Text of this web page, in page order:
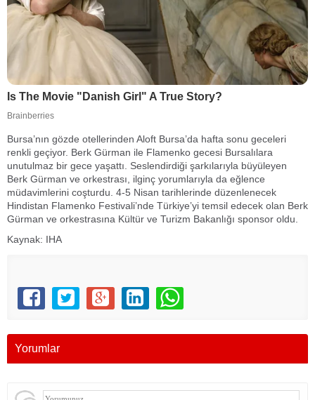
Bursa’nın gözde otellerinden Aloft Bursa’da hafta sonu geceleri
renkli geçiyor. Berk Gürman ile Flamenko gecesi Bursalılara
unutulmaz bir gece yaşattı. Seslendirdiği şarkılarıyla büyüleyen
Berk Gürman ve orkestrası, ilginç yorumlarıyla da eğlence
müdavimlerini coşturdu. 4-5 Nisan tarihlerinde düzenlenecek
Hindistan Flamenko Festivali’nde Türkiye’yi temsil edecek olan Berk
Gürman ve orkestrasına Kültür ve Turizm Bakanlığı sponsor oldu.
Kaynak: IHA
Yorumlar